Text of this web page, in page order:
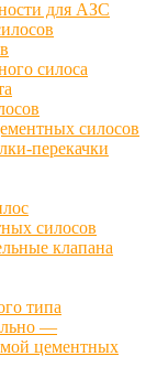
для АЗС
силоса
силосов
перекачки
силосов
клапана
типа
—
цементных